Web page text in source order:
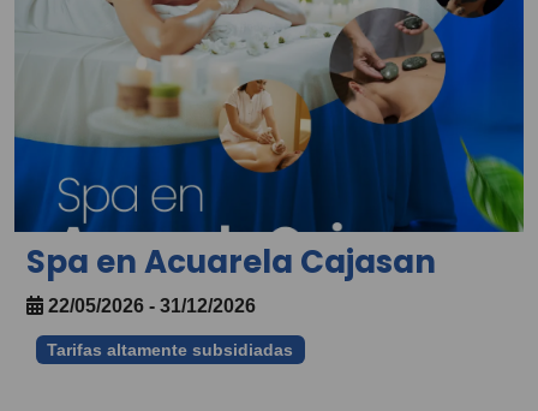
Spa en Acuarela Cajasan
22/05/2026 - 31/12/2026
Tarifas altamente subsidiadas